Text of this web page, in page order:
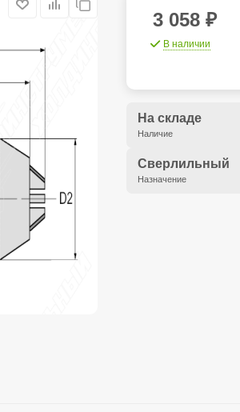
3 058₽
В наличии
На складе
Наличие
Сверлильный
Назначение